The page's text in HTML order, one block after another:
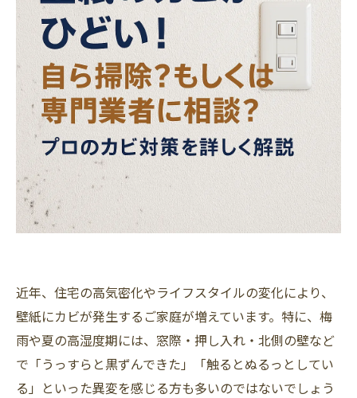
近年、住宅の高気密化やライフスタイルの変化により、
壁紙にカビが発生するご家庭が増えています。特に、梅
雨や夏の高湿度期には、窓際・押し入れ・北側の壁など
で「うっすらと黒ずんできた」「触るとぬるっとしてい
る」といった異変を感じる方も多いのではないでしょう